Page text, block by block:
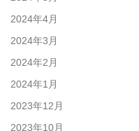
2024年4月
2024年3月
2024年2月
2024年1月
2023年12月
2023年10月